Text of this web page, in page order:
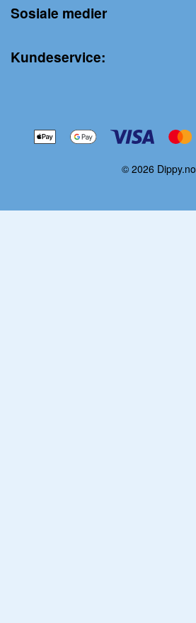
Sosiale medier
Kundeservice:
© 2026 Dippy.no